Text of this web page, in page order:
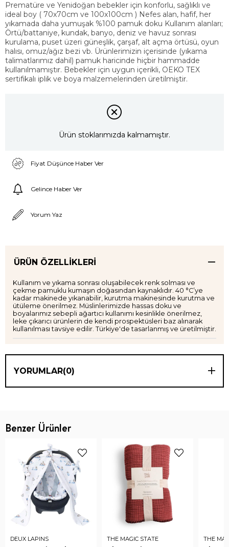
Prematüre ve Yenidoğan bebekler için konforlu, sağlıklı ve
ideal boy ( 70x70cm ve 100x100cm ) Nefes alan, hafif, her
yıkamada daha yumuşak %100 pamuk doku Kullanım alanları;
Örtü/battaniye, kundak, banyo, deniz ve havuz sonrası
kurulama, puset üzeri güneşlik, çarşaf, alt açma örtüsü, oyun
halısı, omuz/ağız bezi vb. Ürünlerimizin içerisinde (yıkama
talimatlarımız dahil) pamuk haricinde hiçbir hammadde
kullanılmamıştır. Bebekler için uygun içerikli, OEKO TEX
sertifikalı iplik ve boya malzemelerinden üretilmiştir.
Ürün stoklarımızda kalmamıştır.
Fiyat Düşünce Haber Ver
Gelince Haber Ver
Yorum Yaz
ÜRÜN ÖZELLIKLERI
Kullanım ve yıkama sonrası oluşabilecek renk solması ve
çekme pamuklu kumaşın doğasından kaynaklıdır. 40 °C’ye
kadar makinede yıkanabilir, kurutma makinesinde kurutma ve
ütüleme önerilmez. Müslinlerimizde hassas doku ve
boyalarımız sebepli ağartıcı kullanımı kesinlikle önerilmez,
leke çıkarıcı ürünlerin de kendi prospektüsleri baz alınarak
kullanılması tavsiye edilir. Türkiye'de tasarlanmış ve üretilmiştir.
YORUMLAR(0)
Benzer Ürünler
DEUX LAPINS THE MAGIC STATE THE